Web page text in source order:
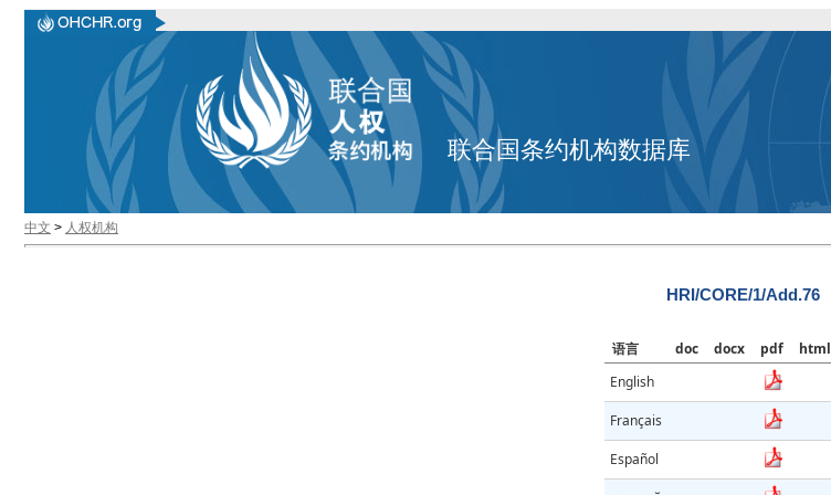
联合国条约机构数据库
中文 > 人权机构
HRI/CORE/1/Add.76
语言 doc docx pdf html
English
Français
Español